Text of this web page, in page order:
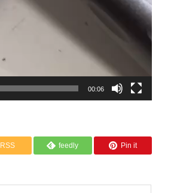
00:06
RSS feedly Pin it